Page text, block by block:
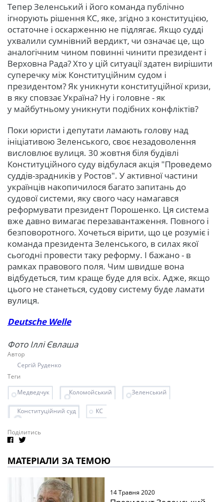
Тепер Зеленський і його команда публічно
ігнорують рішення КС, яке, згідно з конституцією,
остаточне і оскарженню не підлягає. Якщо судді
ухвалили сумнівний вердикт, чи означає це, що
аналогічним чином повинні чинити президент і
Верховна Рада? Хто у цій ситуації здатен вирішити
суперечку між Конституційним судом і
президентом? Як уникнути конституційної кризи,
в яку сповзає Україна? Ну і головне - як
у майбутньому уникнути подібних конфліктів?
Поки юристи і депутати ламають голову над
ініціативою Зеленського, своє незадоволення
висловлює вулиця. 30 жовтня біля будівлі
Конституційного суду відбулася акція "Проведемо
суддів-зрадників у Ростов". У активної частини
українців накопичилося багато запитань до
судової системи, яку свого часу намагався
реформувати президент Порошенко. Ця система
вже давно вимагає перезавантаження. Повного і
безповоротного. Хочеться вірити, що це розуміє і
команда президента Зеленського, в силах якої
сьогодні провести таку реформу. І бажано - в
рамках правового поля. Чим швидше вона
відбудеться, тим краще буде для всіх. Адже, якщо
цього не станеться, судову систему буде ламати
вулиця.
DeutscheWelle
Фото Іллі Євлаша
Автор
Сергій Руденко
Теги
Медведчук
Коломойський Зеленський
Конституційний суд КС
Поділитись
МАТЕРІАЛИ ЗА ТЕМОЮ
14 Травня 2020